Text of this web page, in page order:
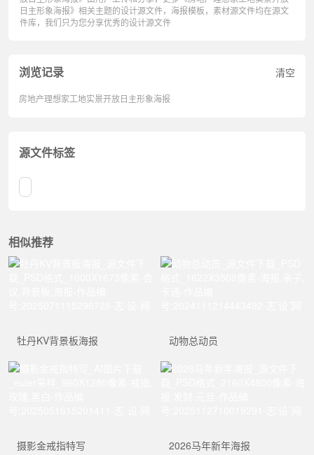
日主形象海报》相关主题的设计源文件，海报模板，素材源文件均在源文
件库，我们只为您分享优秀的设计源文件
浏览记录 清空
房地产理想家工地实景开放日主形象海报
源文件标签
相似推荐
牡丹KV背景板海报 动物总动员
摄影金戒指特写 2026马年新年海报